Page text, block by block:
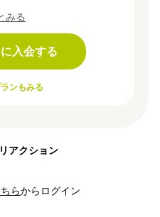
みる
入会する
ンもみる
リアクション
らからログイン